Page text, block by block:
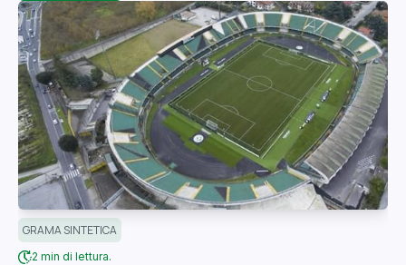
GRAMA SINTETICA
2 min di lettura.